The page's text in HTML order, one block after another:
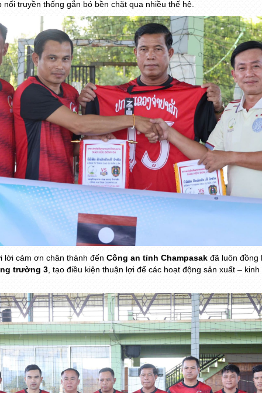
nối truyền thống gắn bó bền chặt qua nhiều thế hệ.
lời cảm ơn chân thành đến Công an tỉnh Champasak đã luôn
trường 3, tạo điều kiện thuận lợi để các hoạt động sản xuất –